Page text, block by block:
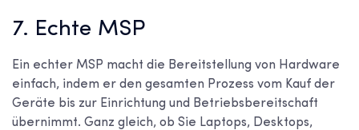
7. Echte MSP
Ein echter MSP macht die Bereitstellung von Hardware
einfach, indem er den gesamten Prozess vom Kauf der
Geräte bis zur Einrichtung und Betriebsbereitschaft
übernimmt. Ganz gleich, ob Sie Laptops, Desktops,